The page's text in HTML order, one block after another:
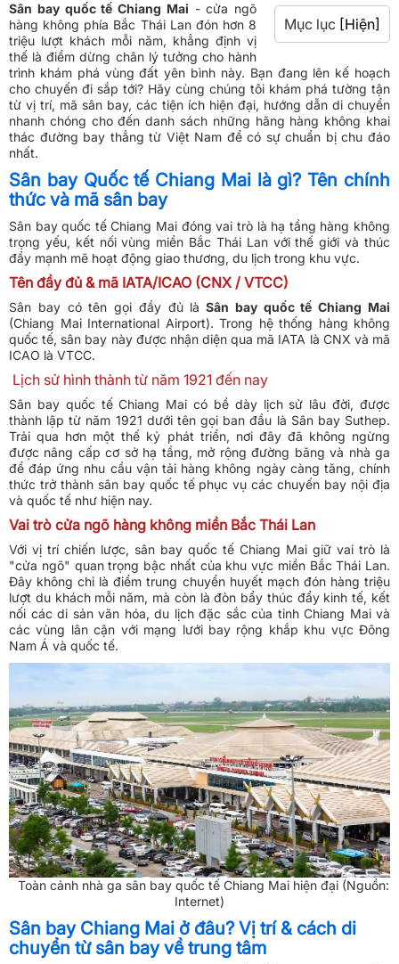
Mục lục [Hiện]
Sân bay quốc tế Chiang Mai - cửa ngõ
hàng không phía Bắc Thái Lan đón hơn 8
triệu lượt khách mỗi năm, khẳng định vị
thế là điểm dừng chân lý tưởng cho hành
trình khám phá vùng đất yên bình này. Bạn đang lên kế hoạch
cho chuyến đi sắp tới? Hãy cùng chúng tôi khám phá tường tận
từ vị trí, mã sân bay, các tiện ích hiện đại, hướng dẫn di chuyển
nhanh chóng cho đến danh sách những hãng hàng không khai
thác đường bay thẳng từ Việt Nam để có sự chuẩn bị chu đáo
nhất.
Sân bay Quốc tế Chiang Mai là gì? Tên chính
thức và mã sân bay
Sân bay quốc tế Chiang Mai đóng vai trò là hạ tầng hàng không
trọng yếu, kết nối vùng miền Bắc Thái Lan với thế giới và thúc
đẩy mạnh mẽ hoạt động giao thương, du lịch trong khu vực.
Tên đầy đủ & mã IATA/ICAO (CNX / VTCC)
Sân bay có tên gọi đầy đủ là Sân bay quốc tế Chiang Mai
(Chiang Mai International Airport). Trong hệ thống hàng không
quốc tế, sân bay này được nhận diện qua mã IATA là CNX và mã
ICAO là VTCC.
Lịch sử hình thành từ năm 1921 đến nay
Sân bay quốc tế Chiang Mai có bề dày lịch sử lâu đời, được
thành lập từ năm 1921 dưới tên gọi ban đầu là Sân bay Suthep.
Trải qua hơn một thế kỷ phát triển, nơi đây đã không ngừng
được nâng cấp cơ sở hạ tầng, mở rộng đường băng và nhà ga
để đáp ứng nhu cầu vận tải hàng không ngày càng tăng, chính
thức trở thành sân bay quốc tế phục vụ các chuyến bay nội địa
và quốc tế như hiện nay.
Vai trò cửa ngõ hàng không miền Bắc Thái Lan
Với vị trí chiến lược, sân bay quốc tế Chiang Mai giữ vai trò là
"cửa ngõ" quan trọng bậc nhất của khu vực miền Bắc Thái Lan.
Đây không chỉ là điểm trung chuyển huyết mạch đón hàng triệu
lượt du khách mỗi năm, mà còn là đòn bẩy thúc đẩy kinh tế, kết
nối các di sản văn hóa, du lịch đặc sắc của tỉnh Chiang Mai và
các vùng lân cận với mạng lưới bay rộng khắp khu vực Đông
Nam Á và quốc tế.
Toàn cảnh nhà ga sân bay quốc tế Chiang Mai hiện đại (Nguồn:
Internet)
Sân bay Chiang Mai ở đâu? Vị trí & cách di
chuyển từ sân bay về trung tâm